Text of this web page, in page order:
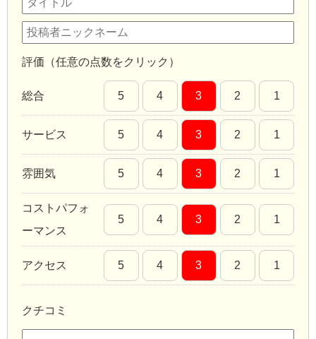
評価（任意の点数をクリック）
総合 5 4 3 2 1
サービス 5 4 3 2 1
雰囲気 5 4 3 2 1
コストパフォ
ーマンス
5 4 3 2 1
アクセス 5 4 3 2 1
クチコミ